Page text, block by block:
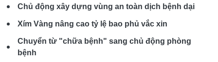
Chủ động xây dựng vùng an toàn dịch bệnh dại
Xím Vàng nâng cao tỷ lệ bao phủ vắc xin
Chuyển từ "chữa bệnh" sang chủ động phòng
bệnh